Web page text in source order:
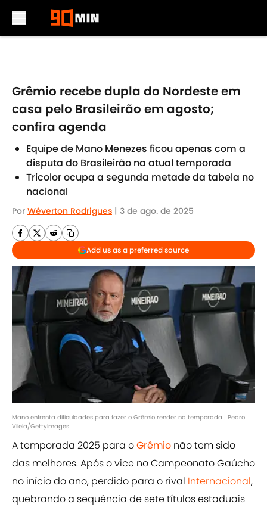
Grêmio recebe dupla do Nordeste em
casa pelo Brasileirão em agosto;
confira agenda
Equipe de Mano Menezes ficou apenas com a
disputa do Brasileirão na atual temporada
Tricolor ocupa a segunda metade da tabela no
nacional
Por Wéverton Rodrigues | 3 de ago. de 2025
Add us as a preferred source
Mano enfrenta dificuldades para fazer o Grêmio render na temporada | Pedro
Vilela/GettyImages
A temporada 2025 para oGrêmio não tem sido
das melhores. Após o vice no Campeonato Gaúcho
no início do ano, perdido para o rival Internacional,
quebrando a sequência de sete títulos estaduais